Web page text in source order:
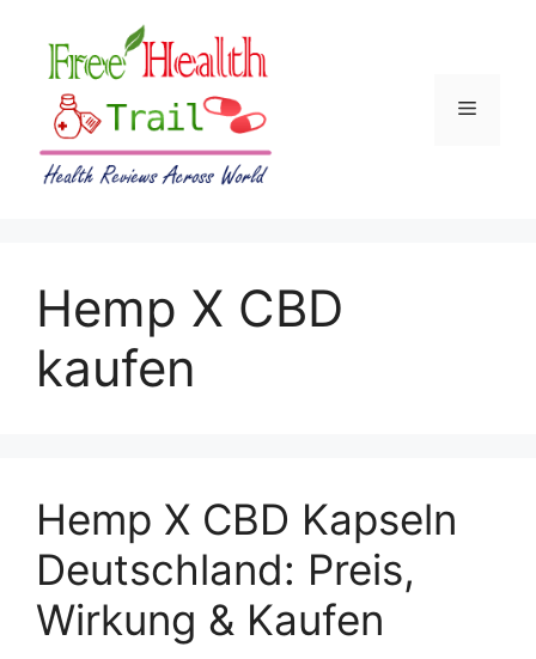
content
Menu
Hemp X CBD
kaufen
Hemp X CBD Kapseln
Deutschland: Preis,
Wirkung & Kaufen